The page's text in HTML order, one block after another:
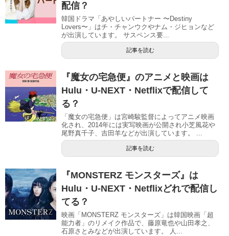
配信？
韓国ドラマ「あやしいパートナー 〜Destiny
Lovers〜」はチ・チャンウクやナム・ジヒョンなど
が出演しています。 サスペンス要...
記事を読む
『魔女の宅急便』のアニメと映画は
Hulu・U-NEXT・Netflixで配信して
る？
「魔女の宅急便」は宮崎駿監督によってアニメ映画
化され、2014年には実写映画が公開され小芝風花や
尾野真千子、吉田羊などが出演しています。 ...
記事を読む
『MONSTERZ モンスターズ』は
Hulu・U-NEXT・Netflixどれで配信し
てる？
映画「MONSTERZ モンスターズ」は韓国映画「超
能力者」のリメイク作品で、藤原竜也や山田孝之、
石原さとみなどが出演しています。 人...